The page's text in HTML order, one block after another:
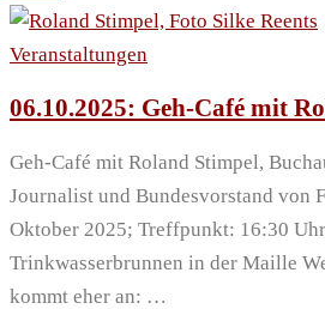
Veranstaltungen
06.10.2025: Geh-Café mit
Geh-Café mit Roland Stimpel,
Journalist und Bundesvorstand von
Oktober 2025; Treffpunkt: 16:30
Trinkwasserbrunnen in der Maille
kommt eher an: …